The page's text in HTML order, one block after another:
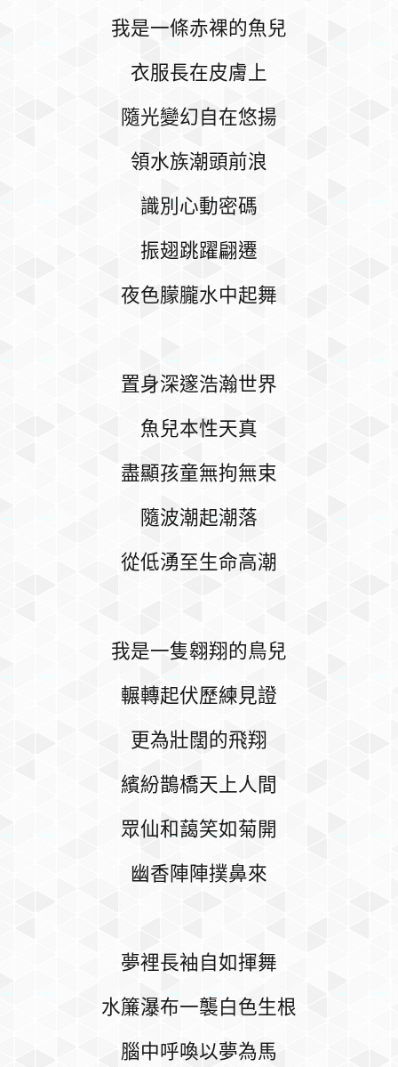
我是一條赤裸的魚兒
衣服長在皮膚上
隨光變幻自在悠揚
領水族潮頭前浪
識別心動密碼
振翅跳躍翩遷
夜色朦朧水中起舞
置身深邃浩瀚世界
魚兒本性天真
盡顯孩童無拘無束
隨波潮起潮落
從低湧至生命高潮
我是一隻翱翔的鳥兒
輾轉起伏歷練見證
更為壯闊的飛翔
繽紛鵲橋天上人間
眾仙和藹笑如菊開
幽香陣陣撲鼻來
夢裡長袖自如揮舞
水簾瀑布一襲白色生根
腦中呼喚以夢為馬